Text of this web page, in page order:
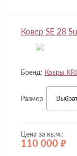
Ковер SE 28
Бренд: Ковры
Размер
Цена за кв.м.:
110 000 руб.